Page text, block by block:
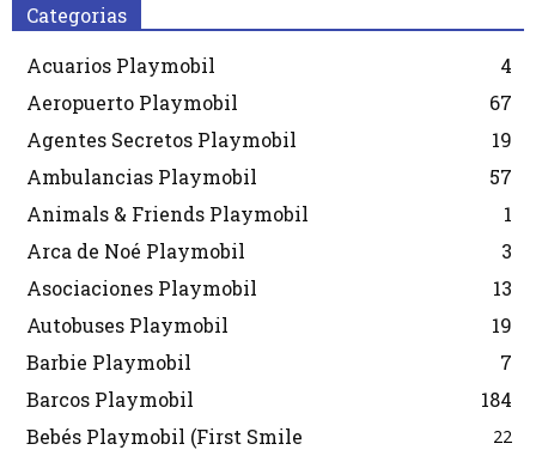
Categorias
Acuarios Playmobil
4
Aeropuerto Playmobil
67
Agentes Secretos Playmobil
19
Ambulancias Playmobil
57
Animals & Friends Playmobil
1
Arca de Noé Playmobil
3
Asociaciones Playmobil
13
Autobuses Playmobil
19
Barbie Playmobil
7
Barcos Playmobil
184
Bebés Playmobil (First Smile
22